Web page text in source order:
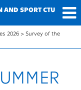
AND SPORTCTU
2026 > Survey of the